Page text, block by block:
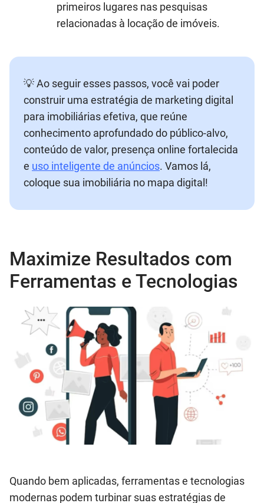
primeiros lugares nas pesquisas
relacionadas à locação de imóveis.
💡 Ao seguir esses passos, você vai poder
construir uma estratégia de marketing digital
para imobiliárias efetiva, que reúne
conhecimento aprofundado do público-alvo,
conteúdo de valor, presença online fortalecida
e uso inteligente de anúncios. Vamos lá,
coloque sua imobiliária no mapa digital!
Maximize Resultados com
Ferramentas e Tecnologias
Quando bem aplicadas, ferramentas e tecnologias
modernas podem turbinar suas estratégias de